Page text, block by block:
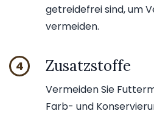
getreidefrei sind, um
vermeiden.
4 Zusatzstoffe
Vermeiden Sie
Farb- und